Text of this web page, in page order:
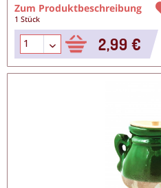
Zum Produktbeschreibung
1 Stück
2,99 €